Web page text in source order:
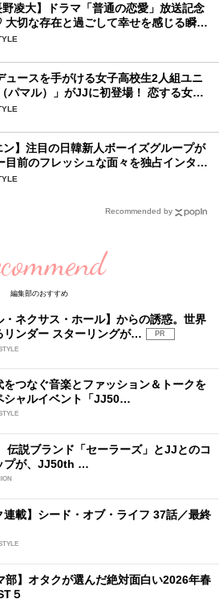
野凌大】ドラマ「普通の恋愛」放送記念
切な存在と過ごして幸せを感じる瞬間
ュースを手がける女子高校生2人組ユニ
パマル）」がJJに初登場！ 恋する女の
する感情を歌った最新曲「BULL」を
ン】注目の日韓新人ボーイズグループが
目前のフレッシュな面々を独占インタビ
に迫ります♪
Recommended by
編集部のおすすめ
・ネクサス・ホール】からの誘惑。世界
リンダー スターリングが…
PR
をつなぐ音楽とファッション＆トークを
シャルイベント「JJ50…
伝説ブランド「セーラーズ」とJJとのコ
プが、JJ50th …
連載】シード・オブ・ライフ 37話／最終
部】オタクが選んだ絶対面白い2026年春
５